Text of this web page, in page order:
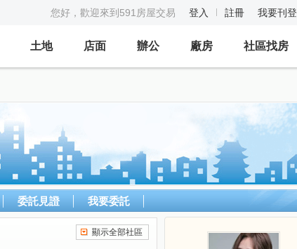
您好，歡迎來到591房屋交易 登入 註冊 我要刊登
土地 店面 辦公 廠房 社區找房
委託見證 我要委託
顯示全部社區